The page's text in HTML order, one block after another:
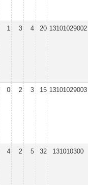
1 3 4 20 13101029002
0 2 3 15 13101029003
4 2 5 32 131010300